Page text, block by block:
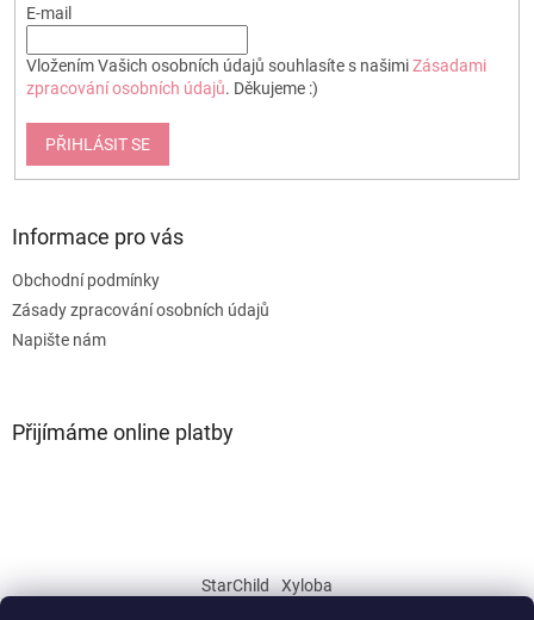
E-mail
Vložením Vašich osobních údajů souhlasíte s našimiZásadami
zpracování osobních údajů. Děkujeme :)
PŘIHLÁSIT SE
Informace pro vás
Obchodní podmínky
Zásady zpracování osobních údajů
Napište nám
Přijímáme online platby
StarChild Xyloba